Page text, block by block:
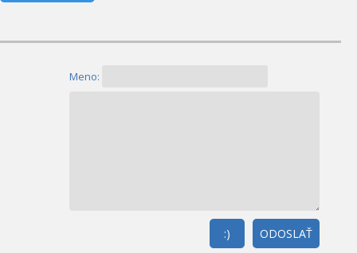
Meno:
ODOSLAŤ
:)